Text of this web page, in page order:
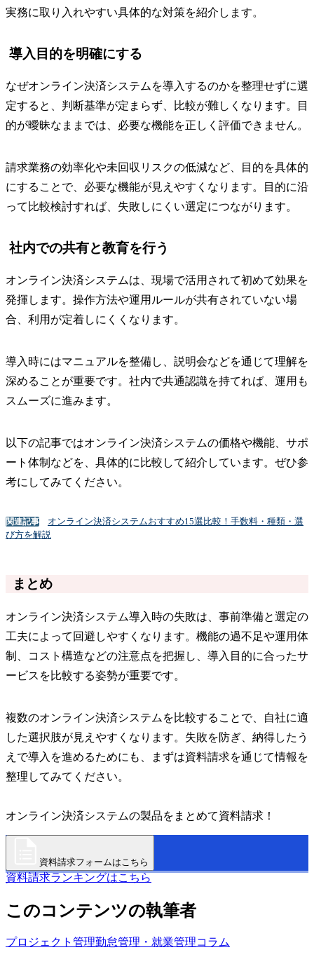
実務に取り入れやすい具体的な対策を紹介します。
導入目的を明確にする
なぜオンライン決済システムを導入するのかを整理せずに選
定すると、判断基準が定まらず、比較が難しくなります。目
的が曖昧なままでは、必要な機能を正しく評価できません。
請求業務の効率化や未回収リスクの低減など、目的を具体的
にすることで、必要な機能が見えやすくなります。目的に沿
って比較検討すれば、失敗しにくい選定につながります。
社内での共有と教育を行う
オンライン決済システムは、現場で活用されて初めて効果を
発揮します。操作方法や運用ルールが共有されていない場
合、利用が定着しにくくなります。
導入時にはマニュアルを整備し、説明会などを通じて理解を
深めることが重要です。社内で共通認識を持てれば、運用も
スムーズに進みます。
以下の記事ではオンライン決済システムの価格や機能、サポ
ート体制などを、具体的に比較して紹介しています。ぜひ参
考にしてみてください。
関連記事
オンライン決済システムおすすめ15選比較！手数料・種類・選
び方を解説
まとめ
オンライン決済システム導入時の失敗は、事前準備と選定の
工夫によって回避しやすくなります。機能の過不足や運用体
制、コスト構造などの注意点を把握し、導入目的に合ったサ
ービスを比較する姿勢が重要です。
複数のオンライン決済システムを比較することで、自社に適
した選択肢が見えやすくなります。失敗を防ぎ、納得したう
えで導入を進めるためにも、まずは資料請求を通じて情報を
整理してみてください。
オンライン決済システムの製品をまとめて資料請求！
資料請求フォームはこちら
資料請求ランキングはこちら
このコンテンツの執筆者
プロジェクト管理勤怠管理・就業管理コラム